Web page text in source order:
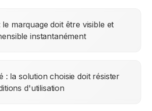
le marquage doit être visible et
instantanément
: la solution choisie doit résister
d'utilisation